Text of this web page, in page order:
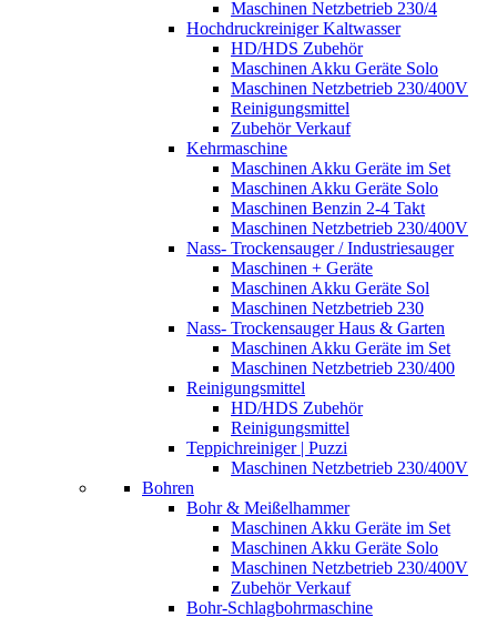
Maschinen Netzbetrieb 230/4
Hochdruckreiniger Kaltwasser
HD/HDS Zubehör
Maschinen Akku Geräte Solo
Maschinen Netzbetrieb 230/400V
Reinigungsmittel
Zubehör Verkauf
Kehrmaschine
Maschinen Akku Geräte im Set
Maschinen Akku Geräte Solo
Maschinen Benzin 2-4 Takt
Maschinen Netzbetrieb 230/400V
Nass- Trockensauger / Industriesauger
Maschinen + Geräte
Maschinen Akku Geräte Sol
Maschinen Netzbetrieb 230
Nass- Trockensauger Haus & Garten
Maschinen Akku Geräte im Set
Maschinen Netzbetrieb 230/400
Reinigungsmittel
HD/HDS Zubehör
Reinigungsmittel
Teppichreiniger | Puzzi
Maschinen Netzbetrieb 230/400V
Bohren
Bohr & Meißelhammer
Maschinen Akku Geräte im Set
Maschinen Akku Geräte Solo
Maschinen Netzbetrieb 230/400V
Zubehör Verkauf
Bohr-Schlagbohrmaschine